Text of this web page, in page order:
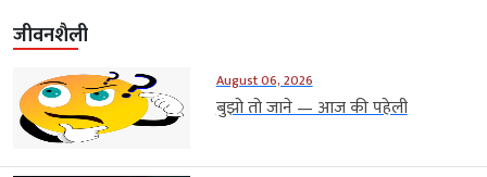
जीवनशैली
August 06, 2026
बुझो तो जाने — आज की पहेली